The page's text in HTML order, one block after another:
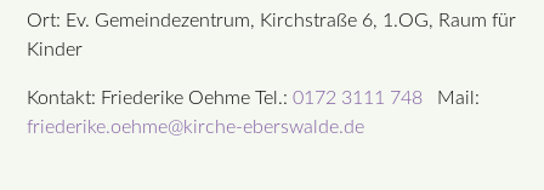
Ort: Ev. Gemeindezentrum, Kirchstraße 6, 1.OG, Raum für
Kinder
Kontakt: Friederike Oehme Tel.:0172 3111 748 Mail:
friederike.oehme@kirche-eberswalde.de